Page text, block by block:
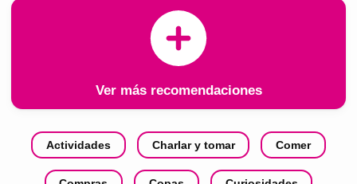
Ver más recomendaciones
Actividades Charlar y tomar Comer